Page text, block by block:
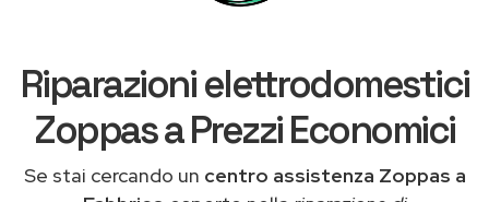
Riparazioni elettrodomestici
Zoppas a Prezzi Economici
Se stai cercando un centro assistenza Zoppas a